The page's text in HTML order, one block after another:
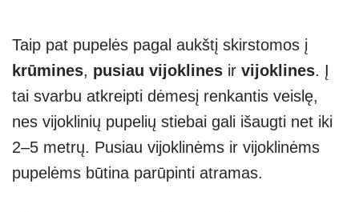
Taip pat pupelės pagal aukštį skirstomos į
krūmines, pusiau vijoklines ir vijoklines. Į
tai svarbu atkreipti dėmesį renkantis veislę,
nes vijoklinių pupelių stiebai gali išaugti net iki
2–5 metrų. Pusiau vijoklinėms ir vijoklinėms
pupelėms būtina parūpinti atramas.